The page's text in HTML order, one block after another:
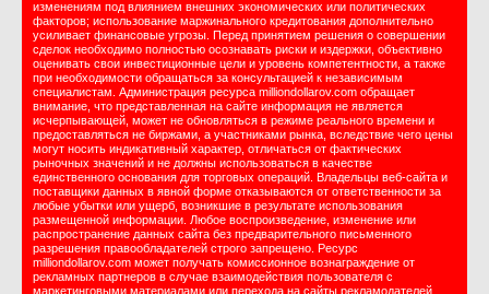
изменениям под влиянием внешних экономических или политических
факторов; использование маржинального кредитования дополнительно
усиливает финансовые угрозы. Перед принятием решения о совершении
сделок необходимо полностью осознавать риски и издержки, объективно
оценивать свои инвестиционные цели и уровень компетентности, а также
при необходимости обращаться за консультацией к независимым
специалистам. Администрация ресурса milliondollarov.com обращает
внимание, что представленная на сайте информация не является
исчерпывающей, может не обновляться в режиме реального времени и
предоставляться не биржами, а участниками рынка, вследствие чего цены
могут носить индикативный характер, отличаться от фактических
рыночных значений и не должны использоваться в качестве
единственного основания для торговых операций. Владельцы веб-сайта и
поставщики данных в явной форме отказываются от ответственности за
любые убытки или ущерб, возникшие в результате использования
размещенной информации. Любое воспроизведение, изменение или
распространение данных сайта без предварительного письменного
разрешения правообладателей строго запрещено. Ресурс
milliondollarov.com может получать комиссионное вознаграждение от
рекламных партнеров в случае взаимодействия пользователя с
маркетинговыми материалами или перехода на сайты рекламодателей.